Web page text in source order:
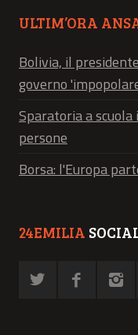
ULTIM’ORA
Bolivia, il
governo
Sparatoria a
persone
Borsa: l'Europa
24EMILIA